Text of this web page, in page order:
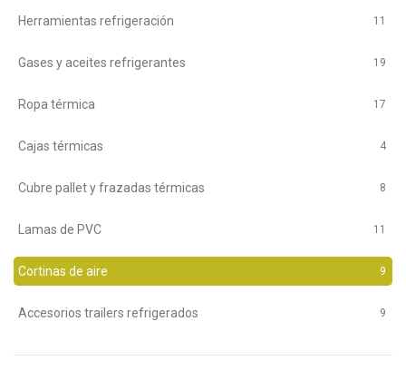
Herramientas refrigeración 11
Gases y aceites refrigerantes 19
Ropa térmica 17
Cajas térmicas 4
Cubre pallet y frazadas térmicas 8
Lamas de PVC 11
Cortinas de aire 9
Accesorios trailers refrigerados 9